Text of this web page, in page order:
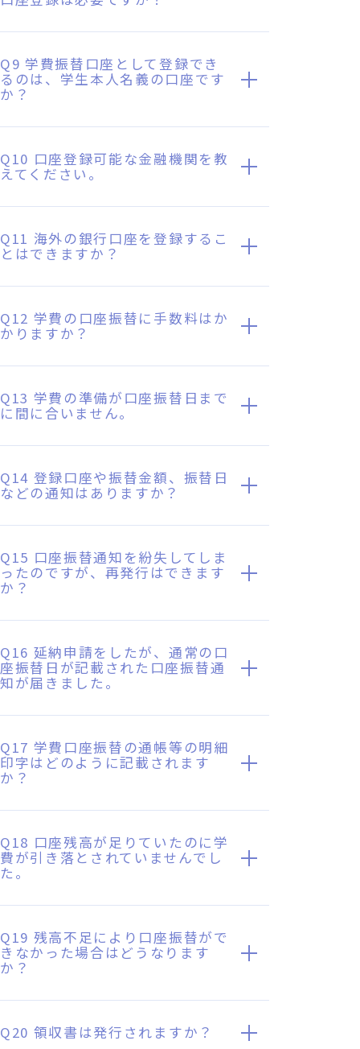
Q9 学費振替口座として登録でき
るのは、学生本人名義の口座です
か？
Q10 口座登録可能な金融機関を教
えてください。
Q11 海外の銀行口座を登録するこ
とはできますか？
Q12 学費の口座振替に手数料はか
かりますか？
Q13 学費の準備が口座振替日まで
に間に合いません。
Q14 登録口座や振替金額、振替日
などの通知はありますか？
Q15 口座振替通知を紛失してしま
ったのですが、再発行はできます
か？
Q16 延納申請をしたが、通常の口
座振替日が記載された口座振替通
知が届きました。
Q17 学費口座振替の通帳等の明細
印字はどのように記載されます
か？
Q18 口座残高が足りていたのに学
費が引き落とされていませんでし
た。
Q19 残高不足により口座振替がで
きなかった場合はどうなります
か？
Q20 領収書は発行されますか？